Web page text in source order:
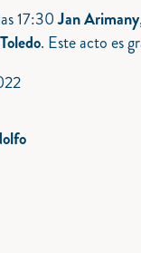
17:30Jan Arimany
. Este acto es